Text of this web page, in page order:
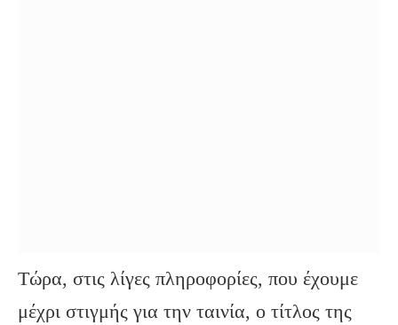
Τώρα, στις λίγες πληροφορίες, που έχουμε
μέχρι στιγμής για την ταινία, ο τίτλος της